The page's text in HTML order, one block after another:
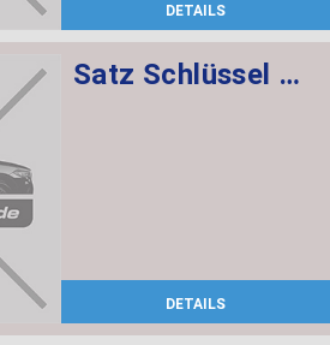
DETAILS
Satz Schlüssel mit CAS-Steuergerät 868 MHZ
DETAILS